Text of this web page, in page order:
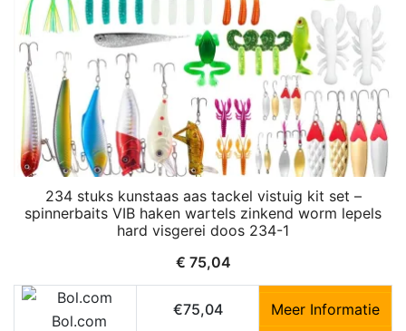
234 stuks kunstaas aas tackel vistuig kit set –
spinnerbaits VIB haken wartels zinkend worm lepels
hard visgerei doos 234-1
€ 75,04
Bol.com
€75,04 Meer Informatie